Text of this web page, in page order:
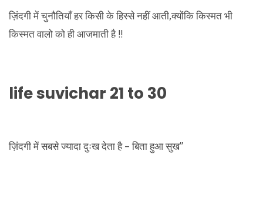
ज़िंदगी में चुनौतियाँ हर किसी के हिस्से नहीं आती,क्योंकि किस्मत भी
किस्मत वालो को ही आजमाती है !!
life suvichar 21 to 30
ज़िंदगी में सबसे ज्यादा दुःख देता है – बिता हुआ सुख”